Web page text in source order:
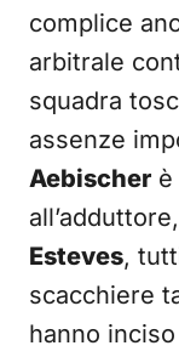
complice
arbitrale
squadra
assenze
Aebischer
Esteves,
scacchiere
hanno